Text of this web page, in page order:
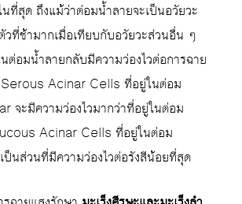
ที่สุด ถึงแม้ว่าต่อมน้ำลายจะเป็นอวัยวะ
ที่ช้ามากเมื่อเทียบกับอวัยวะส่วนอื่น ๆ
ต่อมน้ำลายกลับมีความว่องไวต่อการฉาย
Serous Acinar Cells ที่อยู่ในต่อม
จะมีความว่องไวมากว่าที่อยู่ในต่อม
Acinar Cells ที่อยู่ในต่อม
นส่วนที่มีความว่องไวต่อรังสีน้อยที่สุด